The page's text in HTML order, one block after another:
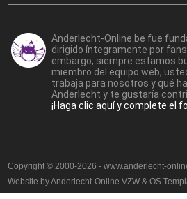
Anderlecht-Online.be fue
dirigido íntegramente por
embargo, siempre estamos
miembro del equipo web,
trabaja para nosotros y qué
Anderlecht y te gustaría
¡Haga clic aquí y complete el
Copyright © 2000-2026 - www.anderlecht-
Website byAnderlecht-Online VZW &OS